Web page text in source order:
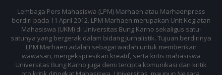
Lembaga Pers Mahasiswa (LPM) Marhaen atau Marhaenpress
berdiri pada 11 April 2012. LPM Marhaen merupakan Unit Kegiatan
Mahasiswa (UKM) di Universitas Bung Karno sekaligus satu-
satunya yang bergerak dalam bidang Jurnalistik. Tujuan berdirinya
LPM Marhaen adalah sebagai wadah untuk memberikan
wawasan, mengekspresikan kreatif, serta kritis mahasiswa
Universitas Bung Karno juga demi tercipta komunikasi dan kritik